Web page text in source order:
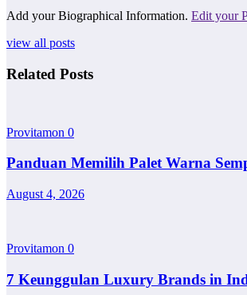
Add your Biographical Information. Edit your
view all posts
Related Posts
Provitamon 0
Panduan Memilih Palet Warna
August 4, 2026
Provitamon 0
7 Keunggulan Luxury Brands in